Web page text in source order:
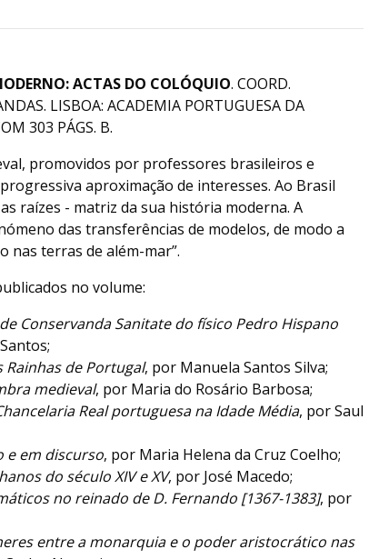
ACTAS DO COLÓQUIO. COORD.
LISBOA: ACADEMIA PORTUGUESA DA
303 PÁGS. B.
promovidos por professores brasileiros e
aproximação de interesses. Ao Brasil
raízes - matriz da sua história moderna. A
das transferências de modelos, de modo a
nas terras de além-mar”.
no volume:
Conservanda Sanitate do físico Pedro Hispano
Rainhas de Portugal, por Manuela Santos Silva;
medieval, por Maria do Rosário Barbosa;
Real portuguesa na Idade Média, por Saul
e em discurso, por Maria Helena da Cruz Coelho;
do século XIV e XV, por José Macedo;
no reinado de D. Fernando [1367-1383], por
entre a monarquia e o poder aristocrático nas